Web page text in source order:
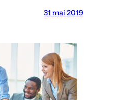
31 mai 2019